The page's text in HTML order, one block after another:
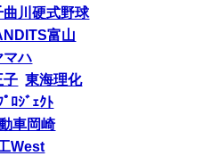
曲川硬式野球
富山
マハ
子 東海理化
ﾟﾛｼﾞｪｸﾄ
車岡崎
West